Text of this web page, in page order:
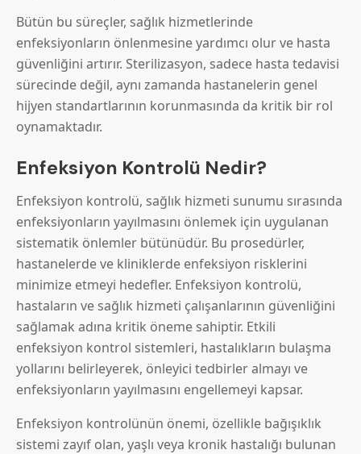
Bütün bu süreçler, sağlık hizmetlerinde
enfeksiyonların önlenmesine yardımcı olur ve hasta
güvenliğini artırır. Sterilizasyon, sadece hasta tedavisi
sürecinde değil, aynı zamanda hastanelerin genel
hijyen standartlarının korunmasında da kritik bir rol
oynamaktadır.
Enfeksiyon Kontrolü Nedir?
Enfeksiyon kontrolü, sağlık hizmeti sunumu sırasında
enfeksiyonların yayılmasını önlemek için uygulanan
sistematik önlemler bütünüdür. Bu prosedürler,
hastanelerde ve kliniklerde enfeksiyon risklerini
minimize etmeyi hedefler. Enfeksiyon kontrolü,
hastaların ve sağlık hizmeti çalışanlarının güvenliğini
sağlamak adına kritik öneme sahiptir. Etkili
enfeksiyon kontrol sistemleri, hastalıkların bulaşma
yollarını belirleyerek, önleyici tedbirler almayı ve
enfeksiyonların yayılmasını engellemeyi kapsar.
Enfeksiyon kontrolünün önemi, özellikle bağışıklık
sistemi zayıf olan, yaşlı veya kronik hastalığı bulunan